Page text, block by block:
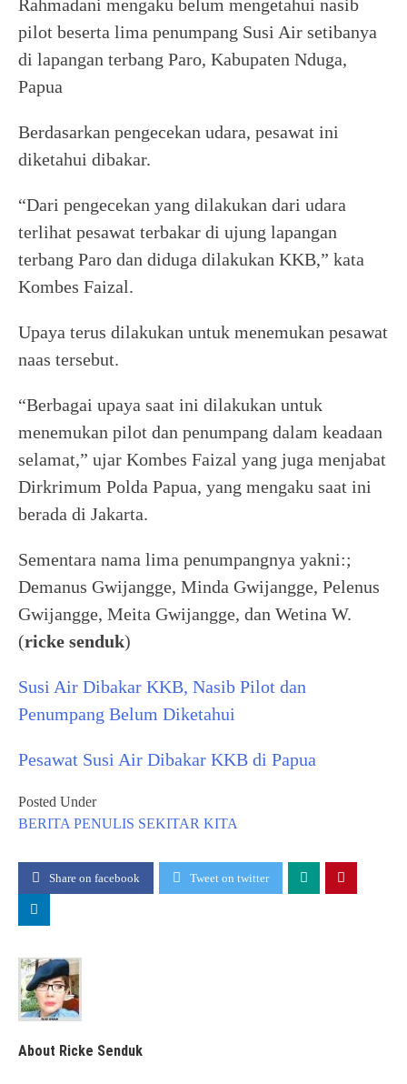
Rahmadani mengaku belum mengetahui nasib
pilot beserta lima penumpang Susi Air setibanya
di lapangan terbang Paro, Kabupaten Nduga,
Papua
Berdasarkan pengecekan udara, pesawat ini
diketahui dibakar.
“Dari pengecekan yang dilakukan dari udara
terlihat pesawat terbakar di ujung lapangan
terbang Paro dan diduga dilakukan KKB,” kata
Kombes Faizal.
Upaya terus dilakukan untuk menemukan pesawat
naas tersebut.
“Berbagai upaya saat ini dilakukan untuk
menemukan pilot dan penumpang dalam keadaan
selamat,” ujar Kombes Faizal yang juga menjabat
Dirkrimum Polda Papua, yang mengaku saat ini
berada di Jakarta.
Sementara nama lima penumpangnya yakni:;
Demanus Gwijangge, Minda Gwijangge, Pelenus
Gwijangge, Meita Gwijangge, dan Wetina W.
(ricke senduk)
Susi Air Dibakar KKB, Nasib Pilot dan
Penumpang Belum Diketahui
Pesawat Susi Air Dibakar KKB di Papua
Posted Under
BERITA PENULIS SEKITAR KITA
Share on facebook Tweet on twitter
About Ricke Senduk